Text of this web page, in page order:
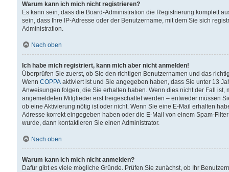
Warum kann ich mich nicht registrieren?
Es kann sein, dass die Board-Administration die Registrierung komplett
sein, dass Ihre IP-Adresse oder der Benutzername, mit dem Sie sich
Administration.
Nach oben
Ich habe mich registriert, kann mich aber nicht anmelden!
Überprüfen Sie zuerst, ob Sie den richtigen Benutzernamen und das
Wenn COPPA aktiviert ist und Sie angegeben haben, dass Sie unter 13
Anweisungen folgen, die Sie erhalten haben. Wenn dies nicht der Fall
angemeldeten Mitglieder erst freigeschaltet werden – entweder müssen
ob eine Aktivierung nötig ist oder nicht. Wenn Sie eine E-Mail erhalten
Adresse korrekt eingegeben haben oder die E-Mail von einem Spam-
wurde, dann kontaktieren Sie einen Administrator.
Nach oben
Warum kann ich mich nicht anmelden?
Dafür gibt es viele mögliche Gründe. Prüfen Sie zunächst, ob Ihr